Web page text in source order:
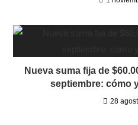
Nueva suma fija de
septiembre: cómo
28